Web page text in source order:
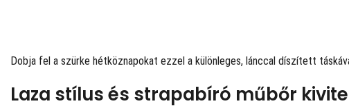
Dobja fel a szürke hétköznapokat ezzel a különleges, lánccal díszített
Laza stílus és strapabíró műbőr